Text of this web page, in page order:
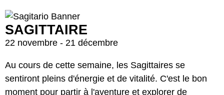
SAGITTAIRE
22 novembre - 21 décembre
Au cours de cette semaine, les Sagittaires se
sentiront pleins d'énergie et de vitalité. C'est le bon
moment pour partir à l'aventure et explorer de